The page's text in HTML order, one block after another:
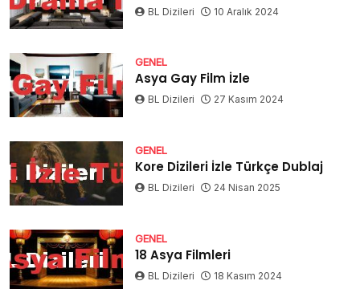
BL Dizileri 10 Aralık 2024
GENEL
Asya Gay Film İzle
BL Dizileri 27 Kasım 2024
GENEL
Kore Dizileri İzle Türkçe Dublaj
BL Dizileri 24 Nisan 2025
GENEL
18 Asya Filmleri
BL Dizileri 18 Kasım 2024